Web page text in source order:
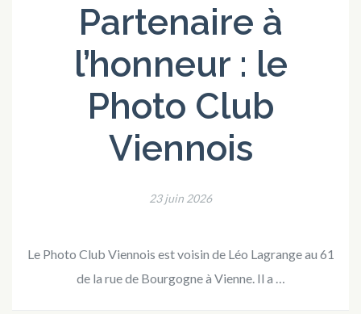
Partenaire à
l’honneur : le
Photo Club
Viennois
23 juin 2026
Le Photo Club Viennois est voisin de Léo Lagrange au 61
de la rue de Bourgogne à Vienne. Il a …